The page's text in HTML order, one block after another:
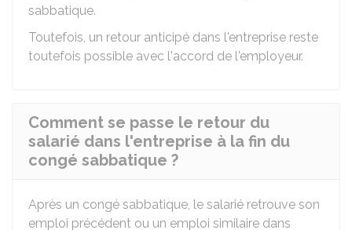
sabbatique.
Toutefois, un retour anticipé dans l'entreprise reste
toutefois possible avec l'accord de l'employeur.
Comment se passe le retour du
salarié dans l'entreprise à la fin du
congé sabbatique ?
Après un congé sabbatique, le salarié retrouve son
emploi précédent ou un emploi similaire dans